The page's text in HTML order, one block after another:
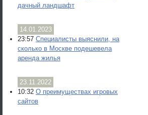
дачный ландшафт
14.01.2023
23:57 Специалисты выяснили, на
сколько в Москве подешевела
аренда жилья
23.11.2022
10:32 О преимуществах игровых
сайтов